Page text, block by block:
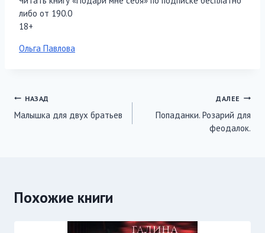
либо от 190.0
18+
Метки
Ольга Павлова
Навигация
по
НАЗАД
Малышка для двух братьев
ДАЛЕЕ
Попаданки. Розарий для
феодалок.
Похожие книги